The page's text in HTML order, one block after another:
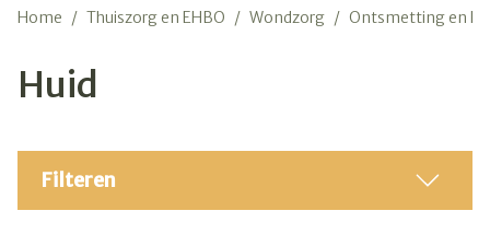
Home / Thuiszorg en EHBO / Wondzorg / Ontsmetting en
Huid
Filteren